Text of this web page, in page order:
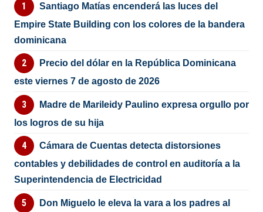
Santiago Matías encenderá las luces del
Empire State Building con los colores de la bandera
dominicana
Precio del dólar en la República Dominicana
este viernes 7 de agosto de 2026
Madre de Marileidy Paulino expresa orgullo por
los logros de su hija
Cámara de Cuentas detecta distorsiones
contables y debilidades de control en auditoría a la
Superintendencia de Electricidad
Don Miguelo le eleva la vara a los padres al